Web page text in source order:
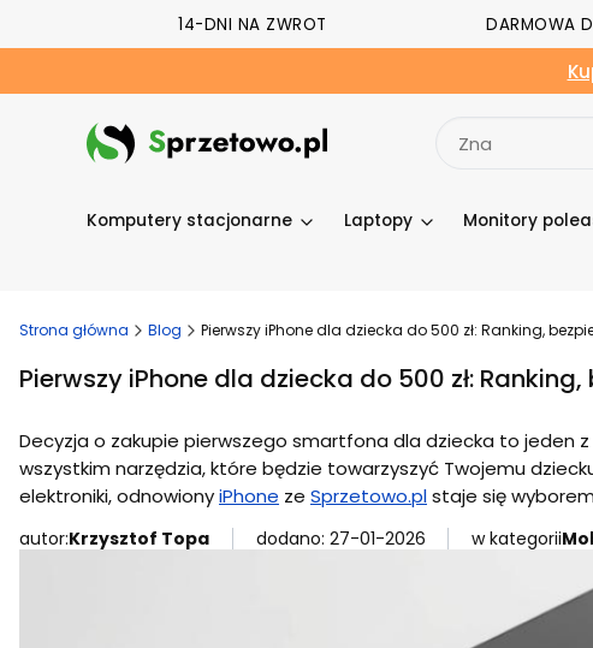
14-DNI NA ZWROT DARMOWA
Komputery stacjonarne Laptopy Monitory
Strona główna Blog Pierwszy iPhone dla dziecka do 500 zł: Ranking,
Pierwszy iPhone dla dziecka do 500 zł:
Decyzja o zakupie pierwszego smartfona dla dziecka to jeden
wszystkim narzędzia, które będzie towarzyszyć Twojemu
elektroniki, odnowionyiPhone ze Sprzetowo.plstaje się
autor:Krzysztof Topa dodano: 27-01-2026 w kategorii